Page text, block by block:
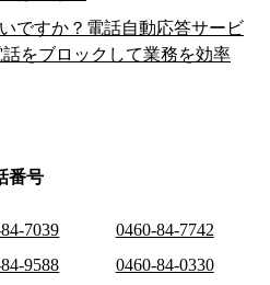
ですか？電話自動応答サービ
をブロックして業務を効率
番号
7039
0460-84-7742
9588
0460-84-0330